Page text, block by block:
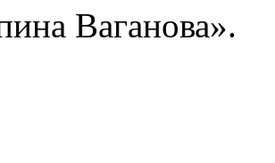
Ваганова».